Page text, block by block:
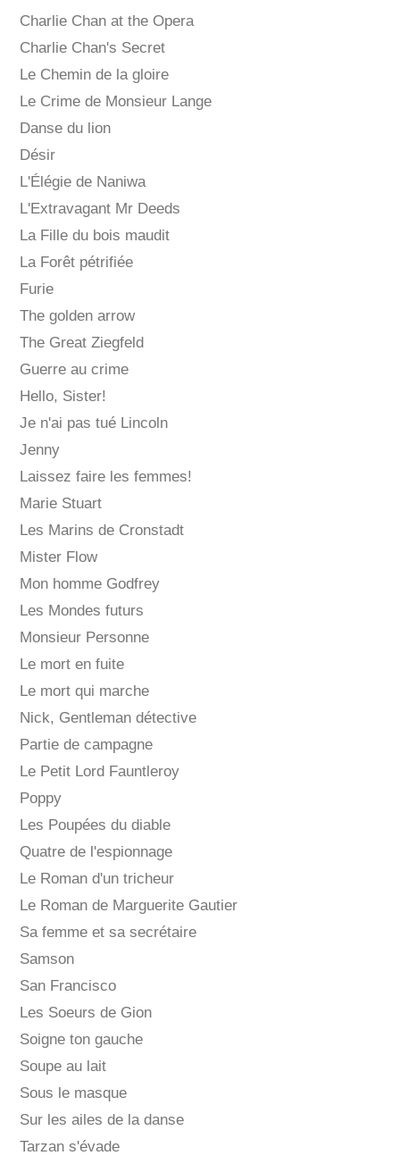
Charlie Chan at the Opera
Charlie Chan's Secret
Le Chemin de la gloire
Le Crime de Monsieur Lange
Danse du lion
Désir
L'Élégie de Naniwa
L'Extravagant Mr Deeds
La Fille du bois maudit
La Forêt pétrifiée
Furie
The golden arrow
The Great Ziegfeld
Guerre au crime
Hello, Sister!
Je n'ai pas tué Lincoln
Jenny
Laissez faire les femmes!
Marie Stuart
Les Marins de Cronstadt
Mister Flow
Mon homme Godfrey
Les Mondes futurs
Monsieur Personne
Le mort en fuite
Le mort qui marche
Nick, Gentleman détective
Partie de campagne
Le Petit Lord Fauntleroy
Poppy
Les Poupées du diable
Quatre de l'espionnage
Le Roman d'un tricheur
Le Roman de Marguerite Gautier
Sa femme et sa secrétaire
Samson
San Francisco
Les Soeurs de Gion
Soigne ton gauche
Soupe au lait
Sous le masque
Sur les ailes de la danse
Tarzan s'évade